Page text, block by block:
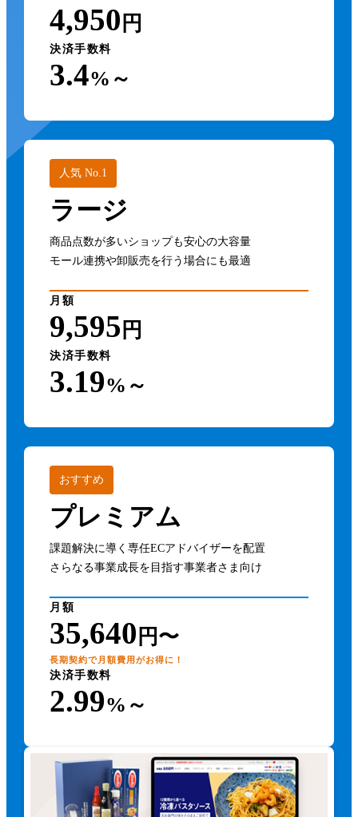
4,950 円
決済手数料
3.4%～
人気 No.1
ラージ
商品点数が多いショップも安心の大容量
モール連携や卸販売を行う場合にも最適
月額
9,595 円
決済手数料
3.19%～
おすすめ
プレミアム
課題解決に導く専任ECアドバイザーを配置
さらなる事業成長を目指す事業者さま向け
月額
35,640 円〜
長期契約で月額費用がお得に！
決済手数料
2.99%～